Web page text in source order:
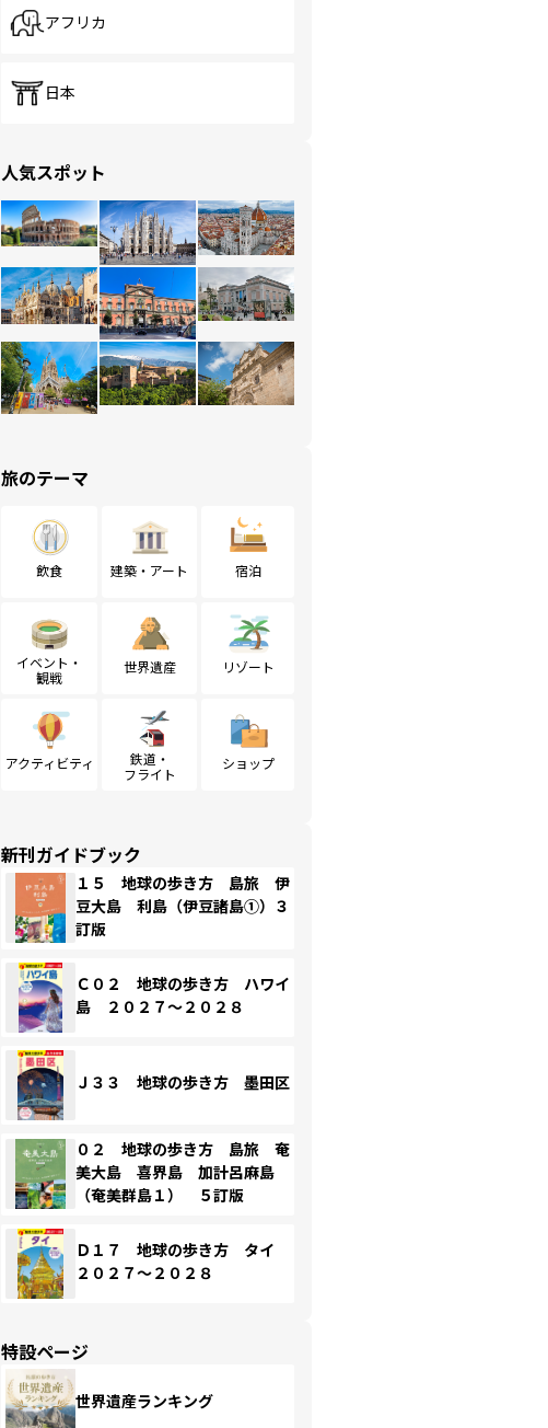
アフリカ
日本
人気スポット
旅のテーマ
飲食 建築・アート 宿泊
イベント・
観戦
世界遺産 リゾート
アクティビティ
鉄道・
フライト
ショップ
新刊ガイドブック
１５ 地球の歩き方 島旅 伊
豆大島 利島（伊豆諸島①）３
訂版
Ｃ０２ 地球の歩き方 ハワイ
島 ２０２７～２０２８
Ｊ３３ 地球の歩き方 墨田区
０２ 地球の歩き方 島旅 奄
美大島 喜界島 加計呂麻島
（奄美群島１） ５訂版
Ｄ１７ 地球の歩き方 タイ
２０２７～２０２８
特設ページ
世界遺産ランキング